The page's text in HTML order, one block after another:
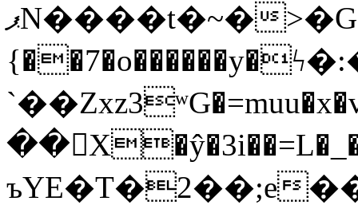
ޕN����t�~�>�G�{�Wރ�sl̞�@x_:�ˏ��՛��zU;wk�F�m�q}
ъYE�T�2��;e